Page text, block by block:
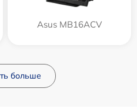
Asus MB16ACV
больше